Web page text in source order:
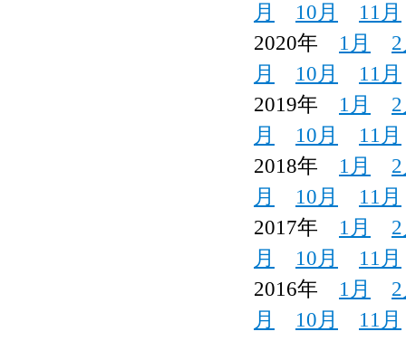
月
10月
11月
2020年 1月
月
10月
11月
2019年 1月
月
10月
11月
2018年 1月
月
10月
11月
2017年 1月
月
10月
11月
2016年 1月
月
10月 11月